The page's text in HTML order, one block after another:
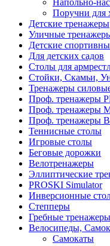
Поручни для
Детские тренажеры
Уличные
Детские
Для детских садов
Столы для
Стойки, Скамьи,
Тренажеры
Проф. тренажеры
Проф. тренажеры
Проф. тренажеры
Теннисные столы
Игровые столы
Беговые дорожки
Велотренажеры
Эллиптические
PROSKI Simulator
Инверсионные
Степперы
Гребные тренажеры
Велосипеды,
Самокаты